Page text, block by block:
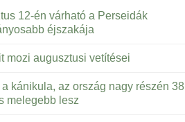
12-én várható a Perseidák
éjszakája
mozi augusztusi vetítései
a kánikula, az ország nagy részén 38
melegebb lesz